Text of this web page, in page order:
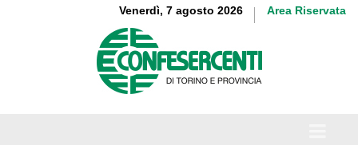
Venerdì, 7 agosto 2026 Area Riservata